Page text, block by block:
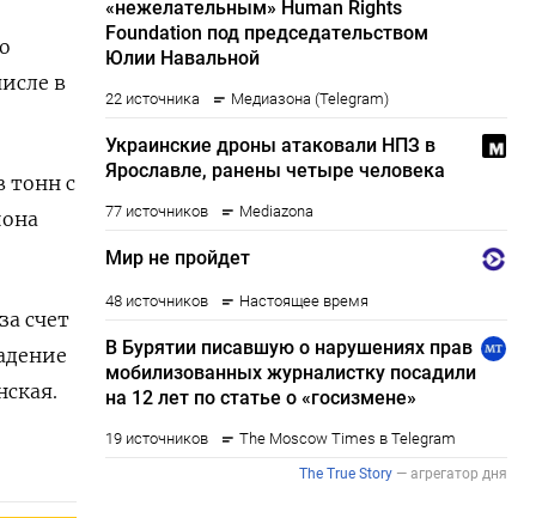
в
тонн с
счет